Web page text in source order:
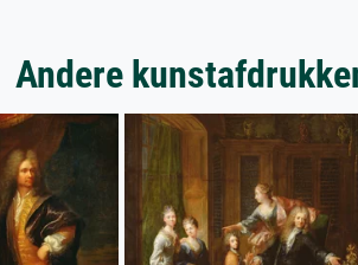
Andere